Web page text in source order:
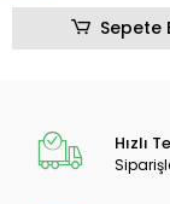
Sepete
Hızlı